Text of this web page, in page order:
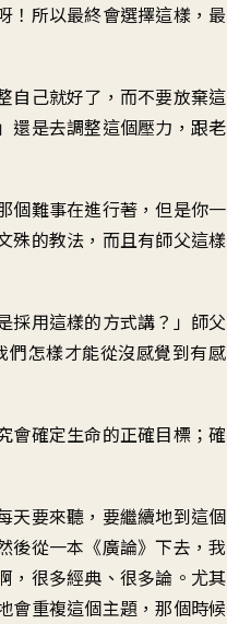
！所以最終會選擇這樣，最
自己就好了，而不要放棄這
還是去調整這個壓力，跟老
個難事在進行著，但是你一
殊的教法，而且有師父這樣
採用這樣的方式講？」師父
怎樣才能從沒感覺到有感
會確定生命的正確目標；確
天要來聽，要繼續地到這個
後從一本《廣論》下去，我
，很多經典、很多論。尤其
會重複這個主題，那個時候